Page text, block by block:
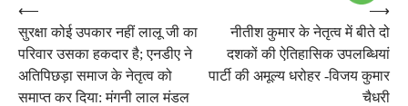
Post
navigation
⟵
सुरक्षा कोई उपकार नहीं लालू जी का
परिवार उसका हकदार है; एनडीए ने
अतिपिछड़ा समाज के नेतृत्व को
समाप्त कर दिया: मंगनी लाल मंडल
नीतीश कुमार के नेतृत्व में बीते दो
दशकों की ऐतिहासिक उपलब्धियां
पार्टी की अमूल्य धरोहर -विजय कुमार
चैधरी
⟶